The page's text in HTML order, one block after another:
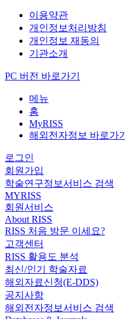
이용약관
개인정보처리방침
개인정보 재동의
기관소개
PC 버전 바로가기
메뉴
홈
MyRISS
해외전자정보 바로가기
로그인
회원가입
학술연구정보서비스 검색
MYRISS
회원서비스
About RISS
RISS 처음 방문 이세요?
고객센터
RISS 활용도 분석
최신/인기 학술자료
해외자료신청(E-DDS)
공지사항
해외전자정보서비스 검색